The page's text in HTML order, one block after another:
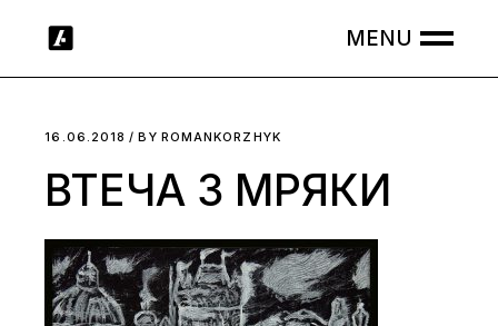
16.06.2018 BY ROMANKORZHYK
ВТЕЧА З МРЯКИ